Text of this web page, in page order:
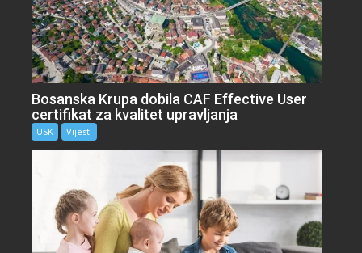
Bosanska Krupa dobila CAF Effective User
certifikat za kvalitet upravljanja
USK Vijesti